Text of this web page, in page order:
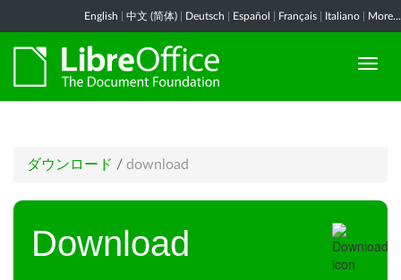
English 中文 (简体) Deutsch Español Français Italiano More...
ダウンロード / download
Download